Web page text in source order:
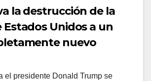
la destrucción de la
Estados Unidos a un
nuevo
el presidente Donald Trump se